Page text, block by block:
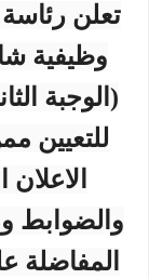
تعلن
وظيفية
(الوجبة
للتعيين
والضوابط
المفاضلة